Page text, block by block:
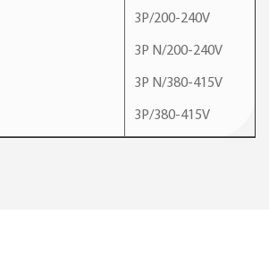
3P/200-240V
3P N/200-240V
3P N/380-415V
3P/380-415V